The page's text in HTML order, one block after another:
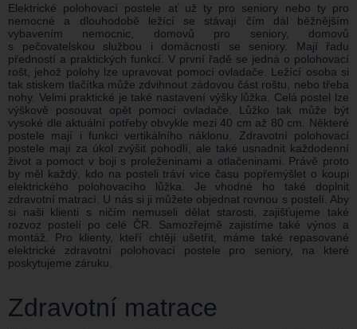
Elektrické polohovací postele ať už ty pro seniory nebo ty pro
nemocné a dlouhodobě ležící se stávají čím dál běžnějším
vybavením nemocnic, domovů pro seniory, domovů
s pečovatelskou službou i domácností se seniory. Mají řadu
předností a praktických funkcí. V první řadě se jedná o polohovací
rošt, jehož polohy lze upravovat pomocí ovladače. Ležící osoba si
tak stiskem tlačítka může zdvihnout zádovou část roštu, nebo třeba
nohy. Velmi praktické je také nastavení výšky lůžka. Celá postel lze
výškově posouvat opět pomocí ovladače. Lůžko tak může být
vysoké dle aktuální potřeby obvykle mezi 40 cm až 80 cm. Některé
postele mají i funkci vertikálního náklonu. Zdravotní polohovací
postele mají za úkol zvýšit pohodlí, ale také usnadnit každodenní
život a pomoct v boji s proleženinami a otlačeninami. Právě proto
by měl každý, kdo na posteli tráví více času popřemýšlet o koupi
elektrického polohovacího lůžka. Je vhodné ho také doplnit
zdravotní matrací. U nás si ji můžete objednat rovnou s postelí. Aby
si naši klienti s ničím nemuseli dělat starosti, zajišťujeme také
rozvoz postelí po celé ČR. Samozřejmě zajistíme také výnos a
montáž. Pro klienty, kteří chtějí ušetřit, máme také repasované
elektrické zdravotní polohovací postele pro seniory, na které
poskytujeme záruku.
Zdravotní matrace